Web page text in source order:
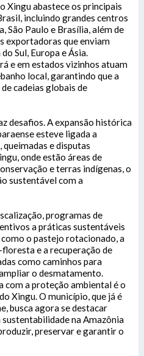
Xingu abastece os principais
incluindo grandes centros
São Paulo e Brasília, além de
exportadoras que enviam
Sul, Europa e Ásia.
e em estados vizinhos atuam
local, garantindo que a
cadeias globais de
desafios. A expansão histórica
esteve ligada a
e disputas
onde estão áreas de
e terras indígenas, o
sustentável com a
programas de
a práticas sustentáveis
o pastejo rotacionado, a
e a recuperação de
como caminhos para
o desmatamento.
com a proteção ambiental é o
Xingu. O município, que já é
busca agora se destacar
na Amazônia
preservar e garantir o
da fonte.
sem @dominio!
físico da
Félix do Xingu
Centro